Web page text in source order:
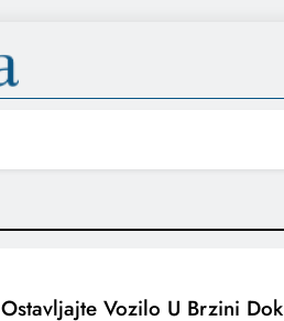
Ostavljajte Vozilo U Brzini Dok